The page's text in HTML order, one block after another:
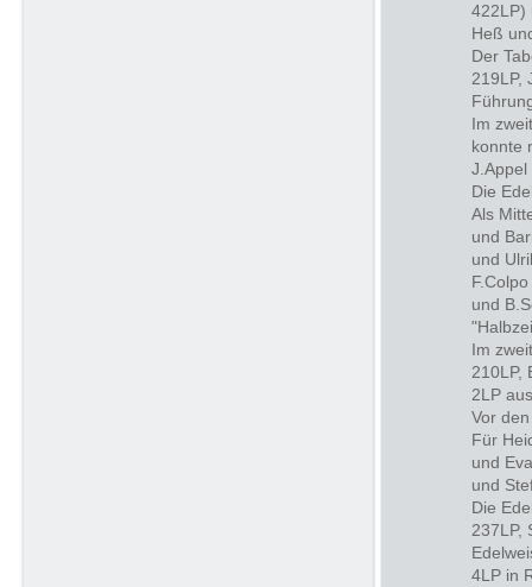
422LP)
Heß
Der
219LP,
Im
konnte
J.Appel
Die
Als
und
und
und
Im
210LP,
2LP
Vor
Für
und
und
Die
237LP,
4LP in